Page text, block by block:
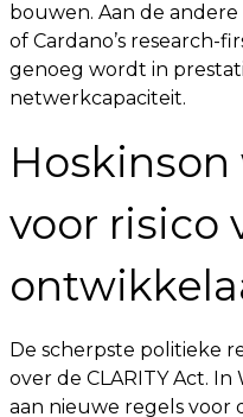
bouwen. Aan de
of Cardano’s research-
genoeg wordt in
netwerkcapaciteit.
voor risico
De scherpste politieke
over de CLARITY Act.
aan nieuwe regels voor